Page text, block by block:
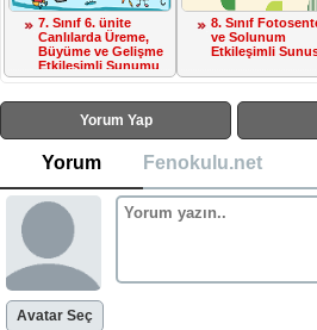
7. Sınıf 6. ünite
Canlılarda Üreme,
Büyüme ve Gelişme
Etkileşimli Sunumu
8. Sınıf
ve Solunum
Etkileşimli
Yorum Yap
Yorum Fenokulu.net
Avatar Seç